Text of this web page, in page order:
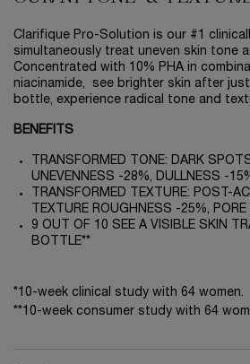
Clarifique Pro-Solution is our #1
simultaneously treat uneven skin tone
Concentrated with 10% PHA in
niacinamide, see brighter skin after
bottle, experience radical tone and
BENEFITS
TRANSFORMED TONE: DARK
UNEVENNESS -28%, DULLNESS -
TRANSFORMED TEXTURE: POST-
TEXTURE ROUGHNESS -25%,
9 OUT OF 10 SEE A VISIBLE SKIN
BOTTLE**
*10-week clinical study with 64 women.
**10-week consumer study with 64